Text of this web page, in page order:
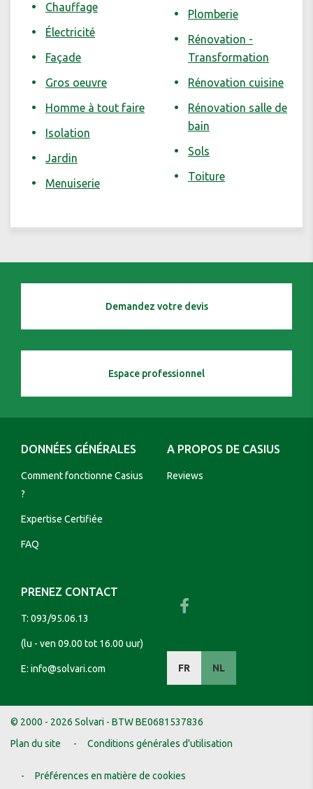
Chauffage
Électricité
Façade
Gros oeuvre
Homme à tout faire
Isolation
Jardin
Menuiserie
Plomberie
Rénovation -
Transformation
Rénovation cuisine
Rénovation salle de
bain
Sols
Toiture
Demandez votre devis
Espace professionnel
DONNÉES GÉNÉRALES
Comment fonctionne Casius
?
Expertise Certifiée
FAQ
A PROPOS DE CASIUS
Reviews
PRENEZ CONTACT
T: 093/95.06.13
(lu - ven 09.00 tot 16.00 uur)
E: info@solvari.com FR NL
© 2000 - 2026 Solvari - BTW BE0681537836
Plan du site
Conditions générales d'utilisation
Préférences en matière de cookies